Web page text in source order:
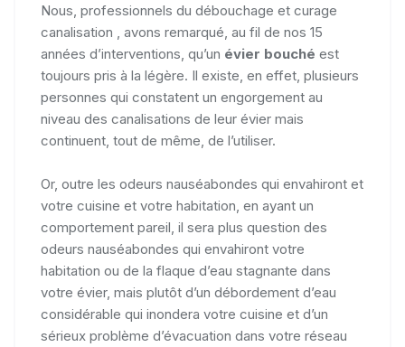
Nous, professionnels du débouchage et curage
canalisation , avons remarqué, au fil de nos 15
années d’interventions, qu’un évier bouché est
toujours pris à la légère. Il existe, en effet, plusieurs
personnes qui constatent un engorgement au
niveau des canalisations de leur évier mais
continuent, tout de même, de l’utiliser.
Or, outre les odeurs nauséabondes qui envahiront et
votre cuisine et votre habitation, en ayant un
comportement pareil, il sera plus question des
odeurs nauséabondes qui envahiront votre
habitation ou de la flaque d’eau stagnante dans
votre évier, mais plutôt d’un débordement d’eau
considérable qui inondera votre cuisine et d’un
sérieux problème d’évacuation dans votre réseau